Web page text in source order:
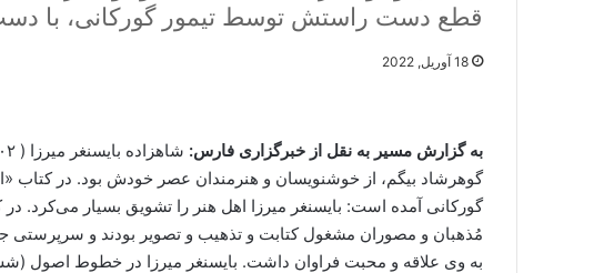
قطع دست راستش توسط تیمور گورکانی، با
18 آوریل, 2022
به گزارش مسیر به نقل از خبرگزاری فارس:
گوهرشاد بیگم، از خوشنویسان و هنرمندان عصر خودش بود. در کتاب
مُذهبان و مصوران مشغول کتابت و تذهیب و تصویر بودند و سرپرستی
به وی علاقه و محبت فراوان داشت. بایسنغر میرزا در خطوط